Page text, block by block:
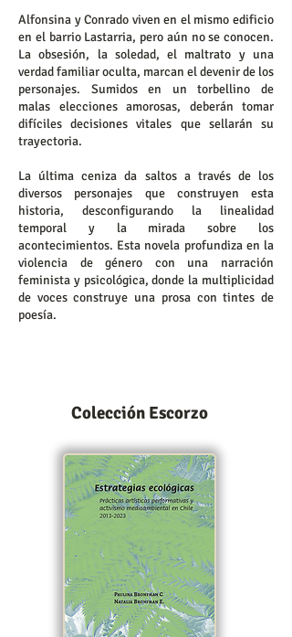
Alfonsina y Conrado viven en el mismo edificio
en el barrio Lastarria, pero aún no se conocen.
La obsesión, la soledad, el maltrato y una
verdad familiar oculta, marcan el devenir de los
personajes. Sumidos en un torbellino de
malas elecciones amorosas, deberán tomar
difíciles decisiones vitales que sellarán su
trayectoria.
La última ceniza da saltos a través de los
diversos personajes que construyen esta
historia, desconfigurando la linealidad
temporal y la mirada sobre los
acontecimientos. Esta novela profundiza en la
violencia de género con una narración
feminista y psicológica, donde la multiplicidad
de voces construye una prosa con tintes de
poesía.
Colección Escorzo